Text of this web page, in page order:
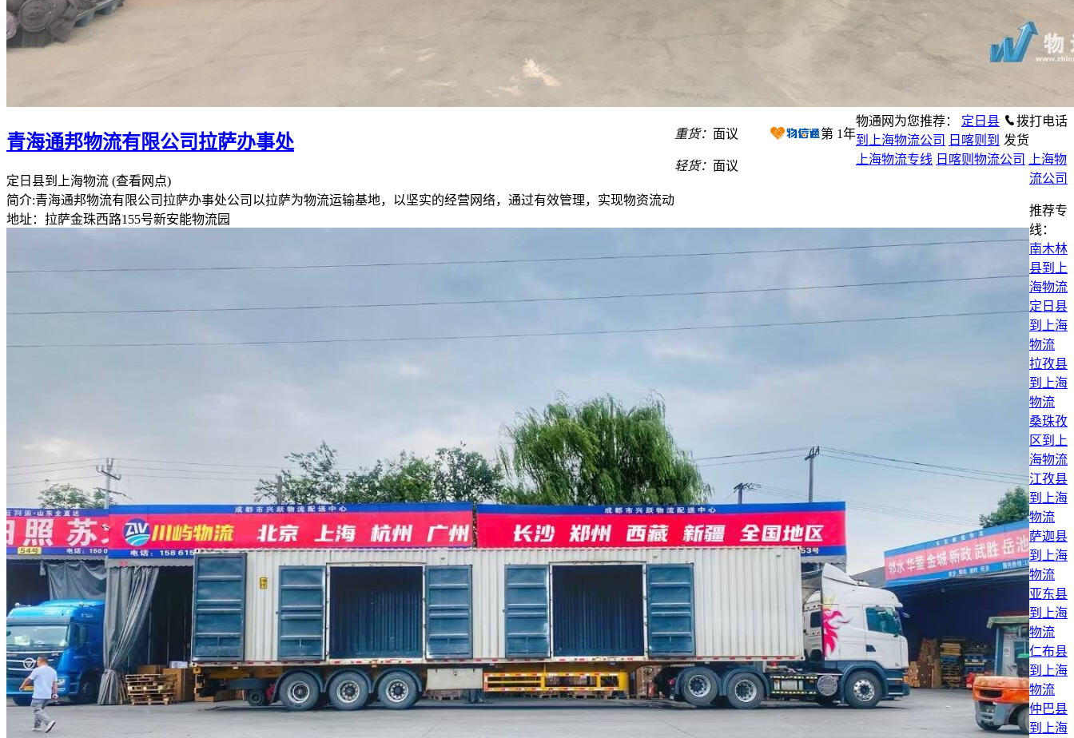
青海通邦物流有限公司拉萨办事处
定日县到上海物流 (查看网点)
简介:青海通邦物流有限公司拉萨办事处公司以拉萨为物流运输基地，以坚实的经营网络，通过有效管理，实现物资流动
地址：拉萨金珠西路155号新安能物流园
重货： 面议
轻货： 面议
第 1年
拨打电话
发货
物通网为您推荐：
定日县
到上海物流公司
日喀则到
上海物流专线 日喀则物流公司
上海物
流公司
推荐专
线：
南木林
县到上
海物流
定日县
到上海
物流
拉孜县
到上海
物流
桑珠孜
区到上
海物流
江孜县
到上海
物流
萨迦县
到上海
物流
亚东县
到上海
物流
仁布县
到上海
物流
仲巴县
到上海